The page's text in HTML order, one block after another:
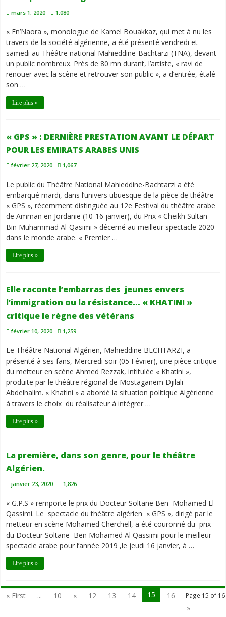
mars 1, 2020 1,080
« En’Naora », monologue de Kamel Bouakkaz, qui met à nu les
travers de la société algérienne, a été présenté vendredi et
samedi au Théâtre national Mahieddine-Bachtarzi (TNA), devant
un public nombreux. Près de 80 mn durant, l’artiste, « ravi de
renouer avec la scène et retrouver son public », a d’entrée, étalé
son …
Lire plus »
« GPS » : DERNIÈRE PRESTATION AVANT LE DÉPART
POUR LES EMIRATS ARABES UNIS
février 27, 2020 1,067
Le public du Théâtre National Mahieddine-Bachtarzi a été
embarqué mardi, dans l’univers ubuesque de la pièce de théâtre
« GPS », récemment distinguée au 12e Festival du théâtre arabe
de Amman en Jordanie (10-16 janvier), du Prix « Cheikh Sultan
Bin Muhammad Al-Qasimi » décerné au meilleur spectacle 2020
dans le monde arabe. « Premier …
Lire plus »
Elle raconte l’embarras des jeunes envers
l’immigration ou la résistance… « KHATINI »
critique le règne des vétérans
février 10, 2020 1,259
Le Théâtre National Algérien, Mahieddine BECHTARZI, a
présenté à ses fans, Mercredi soir (05 Février), une pièce critique
du metteur en scène Ahmed Rezzak, intitulée « Khatini »,
produite par le théâtre régional de Mostaganem Djilali
Abdelhalim. « Khatini » a abordé la situation politique Algérienne
à travers le choix du réalisateur à intégrer …
Lire plus »
La première, dans son genre, pour le théâtre
Algérien.
janvier 23, 2020 1,826
« G.P.S » remporte le prix du Docteur Soltane Ben Mohamed El
Qassimi. Le spectacle du théâtre algérien « GPS », dirigé par le
metteur en scène Mohamed Cherchell, a été couronné du prix
du Docteur Soltane Ben Mohamed Al Qassimi pour le meilleur
spectacle arabe pour l’année 2019 ,le jeudi 16 janvier, à …
Lire plus »
Page 15 of 16
« First ... 10 « 12 13 14 15
16
»